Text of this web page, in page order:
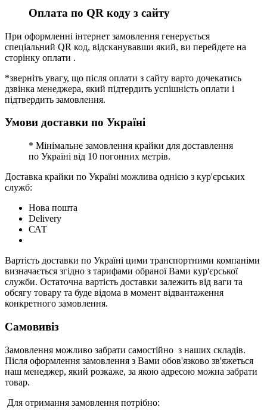
Оплата по QR коду з сайту
При оформленні інтернет замовлення генерується
спеціальний QR код, відсканувавши який, ви перейдете на
сторінку оплати .
*зверніть увагу, що після оплати з сайту варто дочекатись
дзвінка менеджера, який підтердить успішність оплати і
підтвердить замовлення.
Умови доставки по Україні
* Мінімальне замовлення крайки для доставлення
по Україні від 10 погонних метрів.
Доставка крайки по Україні можлива однією з кур'єрських
служб:
Нова пошта
Delivery
САТ
Вартість доставки по Україні цими транспортними компаніми
визначається згідно з тарифами обраної Вами кур'єрської
служби. Остаточна вартість доставки залежить від ваги та
обсягу товару та буде відома в момент відвантаження
конкретного замовлення.
Самовивіз
Замовлення можливо забрати самостійно з наших складів.
Після оформлення замовлення з Вами обов'язково зв'яжеться
наш менеджер, який розкаже, за якою адресою можна забрати
товар.
Для отримання замовлення потрібно: